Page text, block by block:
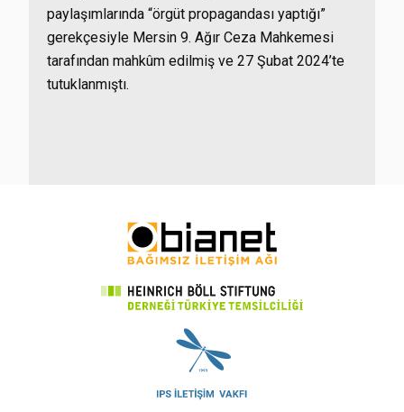
paylaşımlarında “örgüt propagandası yaptığı”
gerekçesiyle Mersin 9. Ağır Ceza Mahkemesi
tarafından mahkûm edilmiş ve 27 Şubat 2024’te
tutuklanmıştı.